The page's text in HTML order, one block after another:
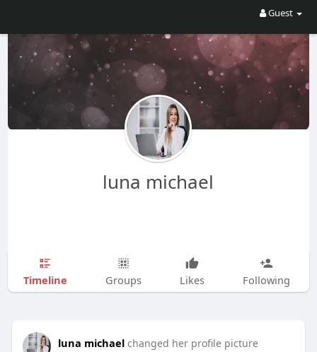
Guest
luna michael
Timeline Groups Likes Following
luna michael changed her profile picture